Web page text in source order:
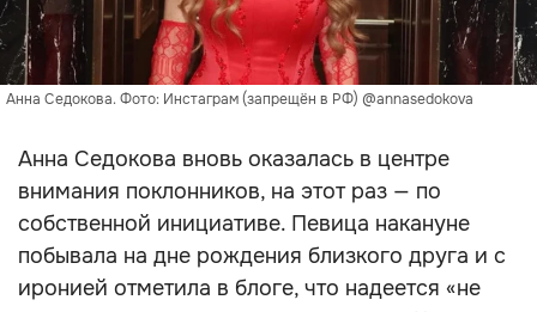
Анна Седокова. Фото: Инстаграм (запрещён в РФ) @annasedokova
Анна Седокова вновь оказалась в центре
внимания поклонников, на этот раз — по
собственной инициативе. Певица накануне
побывала на дне рождения близкого друга и с
иронией отметила в блоге, что надеется «не